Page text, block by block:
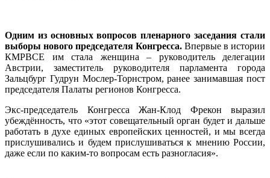
Одним из основных вопросов пленарного заседания стали
выборы нового председателя Конгресса. Впервые в истории
КМРВСЕ им стала женщина – руководитель делегации
Австрии, заместитель руководителя парламента города
Зальцбург Гудрун Мослер-Торнстром, ранее занимавшая пост
председателя Палаты регионов Конгресса.
Экс-председатель Конгресса Жан-Клод Фрекон выразил
убеждённость, что «этот совещательный орган будет и дальше
работать в духе единых европейских ценностей, и мы всегда
прислушивались и будем прислушиваться к мнению России,
даже если по каким-то вопросам есть разногласия».